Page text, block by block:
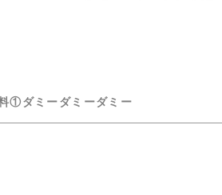
①ダミーダミーダミー